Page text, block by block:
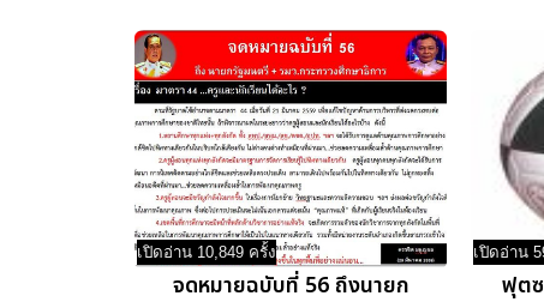
เปิดอ่าน 10,849 ครั้ง
จดหมายฉบับที่ 56 ถึงนายก
เปิดอ่าน
ฟุต